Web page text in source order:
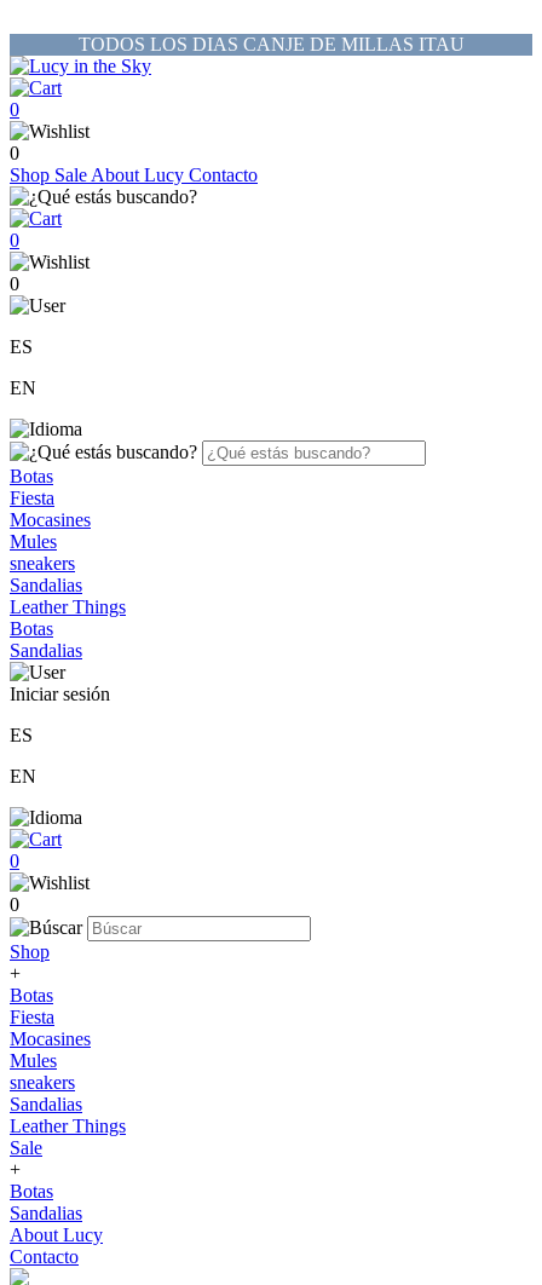
TODOS LOS DIAS CANJE DE MILLAS ITAU
0
0
Shop Sale About Lucy Contacto
0
0
ES
EN
Botas
Fiesta
Mocasines
Mules
sneakers
Sandalias
Leather Things
Botas
Sandalias
Iniciar sesión
ES
EN
0
0
Shop
+
Botas
Fiesta
Mocasines
Mules
sneakers
Sandalias
Leather Things
Sale
+
Botas
Sandalias
About Lucy
Contacto